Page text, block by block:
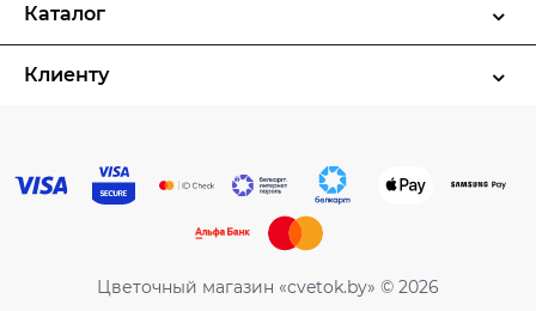
Каталог
Клиенту
Цветочный магазин «cvetok.by» © 2026